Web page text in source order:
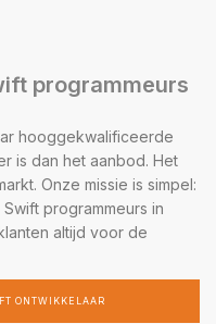
programmeurs
hooggekwalificeerde
is dan het aanbod. Het
Onze missie is simpel:
programmeurs in
altijd voor de
ONTWIKKELAAR